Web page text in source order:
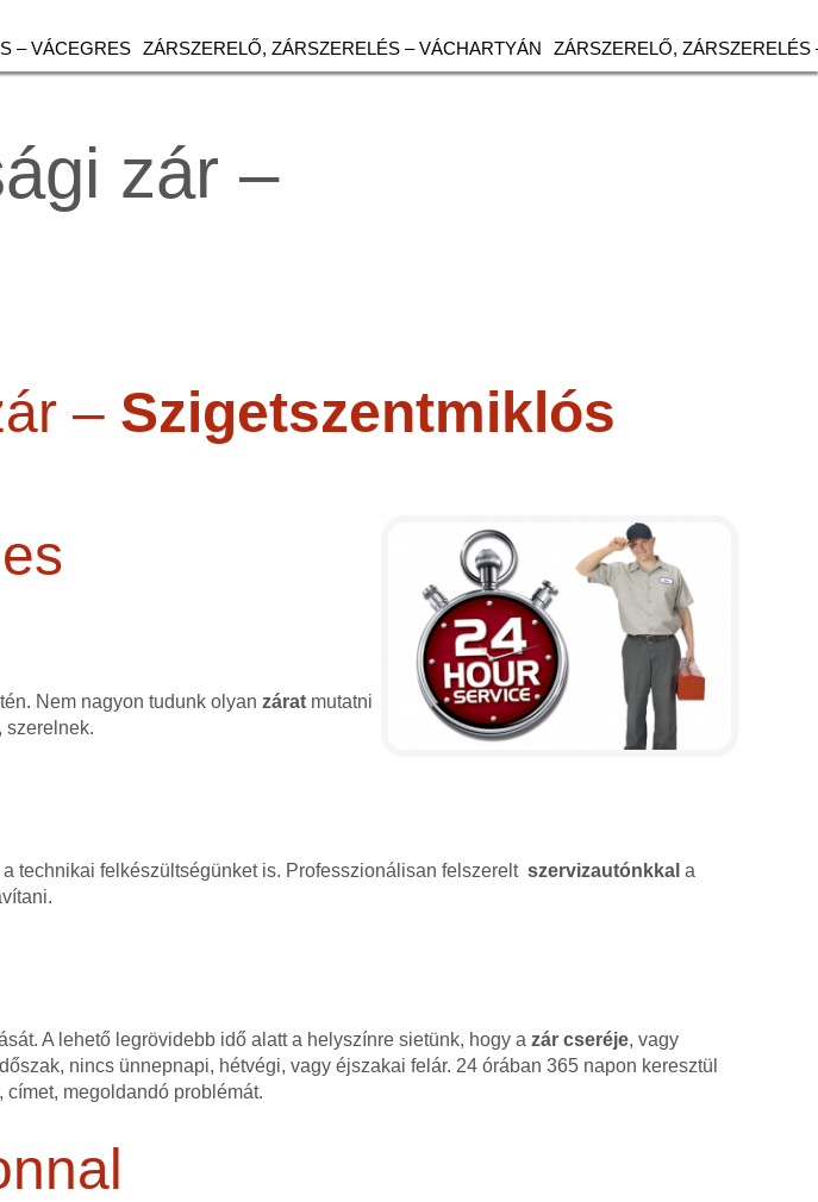
– VÁCEGRES ZÁRSZERELŐ, ZÁRSZERELÉS – VÁCHARTYÁN ZÁRSZERELŐ, ZÁRSZERELÉS
zár –
– Szigetszentmiklós
Nem nagyon tudunk olyanzárat mutatni
, szerelnek.
technikai felkészültségünket is. Professzionálisan felszereltszervizautónkkal a
A lehető legrövidebb idő alatt a helyszínre sietünk, hogy azár cseréje, vagy
nincs ünnepnapi, hétvégi, vagy éjszakai felár. 24 órában 365 napon keresztül
megoldandó problémát.